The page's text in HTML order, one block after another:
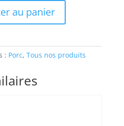
au panier
: Porc, Tous nos produits